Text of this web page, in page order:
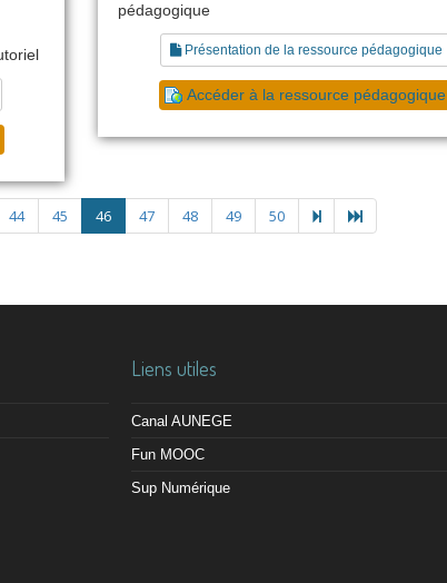
pédagogique
Présentation de la ressource pédagogique
Accéder à la ressource pédagogique
44 45 46 47 48 49 50
Liens utiles
Canal AUNEGE
Fun MOOC
Sup Numérique